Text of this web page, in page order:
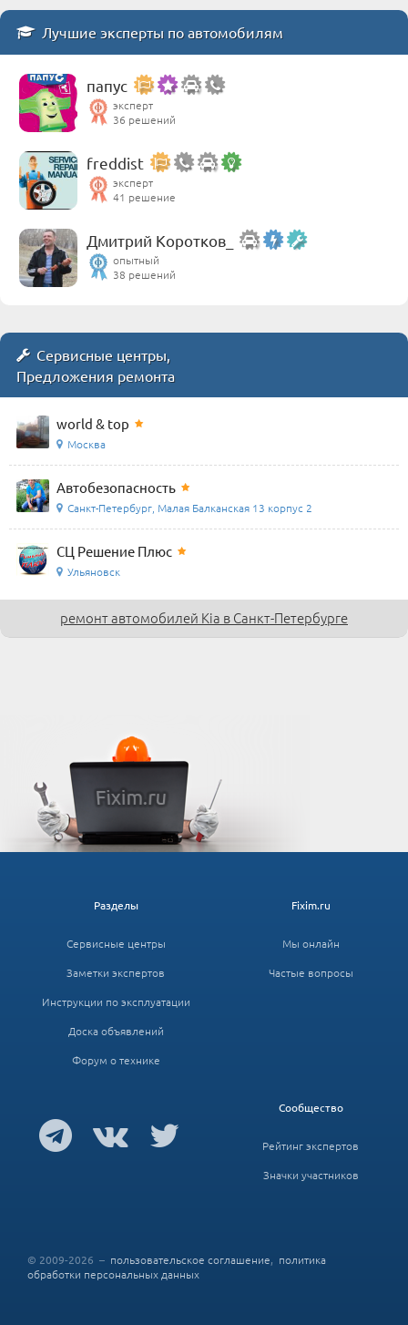
Лучшие эксперты по автомобилям
папус
эксперт
36 решений
freddist
эксперт
41 решение
Дмитрий Коротков_
опытный
38 решений
Сервисные центры,
Предложения ремонта
world & top
Москва
Автобезопасность
Санкт-Петербург, Малая Балканская 13 корпус 2
СЦ Решение Плюс
Ульяновск
ремонт автомобилей Kia в Санкт-Петербурге
Fixim.ru
Мы онлайн
Частые вопросы
Разделы
Сервисные центры
Заметки экспертов
Инструкции по эксплуатации
Доска объявлений
Форум о технике
Сообщество
Рейтинг экспертов
Значки участников
© 2009-2026 – пользовательское соглашение, политика
обработки персональных данных